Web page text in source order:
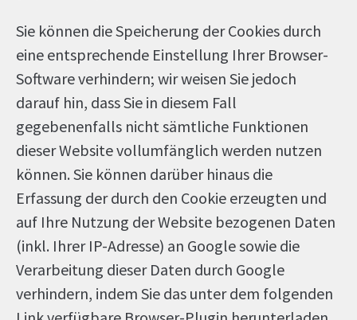
Sie können die Speicherung der Cookies durch
eine entsprechende Einstellung Ihrer Browser-
Software verhindern; wir weisen Sie jedoch
darauf hin, dass Sie in diesem Fall
gegebenenfalls nicht sämtliche Funktionen
dieser Website vollumfänglich werden nutzen
können. Sie können darüber hinaus die
Erfassung der durch den Cookie erzeugten und
auf Ihre Nutzung der Website bezogenen Daten
(inkl. Ihrer IP-Adresse) an Google sowie die
Verarbeitung dieser Daten durch Google
verhindern, indem Sie das unter dem folgenden